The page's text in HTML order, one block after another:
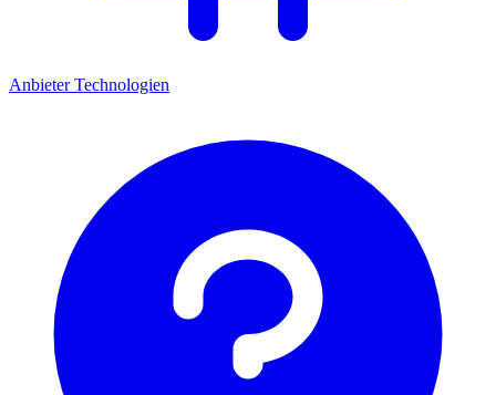
Anbieter Technologien